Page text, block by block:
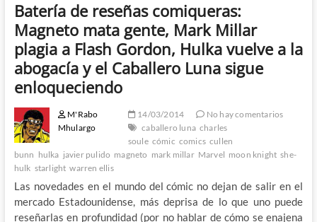
Batería de reseñas comiqueras:
Magneto mata gente, Mark Millar
plagia a Flash Gordon, Hulka vuelve a la
abogacía y el Caballero Luna sigue
enloqueciendo
M'Rabo
Mhulargo
14/03/2014
No hay comentarios
caballero luna charles
soule cómic comics cullen
bunn hulka javier pulido magneto mark millar Marvel moon knight she-
hulk starlight warren ellis
Las novedades en el mundo del cómic no dejan de salir en el
mercado Estadounidense, más deprisa de lo que uno puede
reseñarlas en profundidad (por no hablar de cómo se enajena